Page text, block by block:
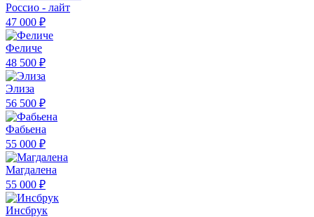
Россио - лайт
47 000 ₽
Феличе
48 500 ₽
Элиза
56 500 ₽
Фабьена
55 000 ₽
Магдалена
55 000 ₽
Инсбрук